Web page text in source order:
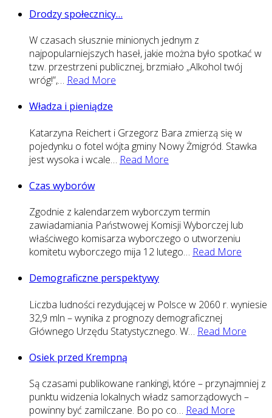
Drodzy społecznicy…
W czasach słusznie minionych jednym z
najpopularniejszych haseł, jakie można było spotkać w
tzw. przestrzeni publicznej, brzmiało „Alkohol twój
wróg!”,… Read More
Władza i pieniądze
Katarzyna Reichert i Grzegorz Bara zmierzą się w
pojedynku o fotel wójta gminy Nowy Żmigród. Stawka
jest wysoka i wcale… Read More
Czas wyborów
Zgodnie z kalendarzem wyborczym termin
zawiadamiania Państwowej Komisji Wyborczej lub
właściwego komisarza wyborczego o utworzeniu
komitetu wyborczego mija 12 lutego… Read More
Demograficzne perspektywy
Liczba ludności rezydującej w Polsce w 2060 r. wyniesie
32,9 mln – wynika z prognozy demograficznej
Głównego Urzędu Statystycznego. W… Read More
Osiek przed Krempną
Są czasami publikowane rankingi, które – przynajmniej z
punktu widzenia lokalnych władz samorządowych –
powinny być zamilczane. Bo po co… Read More